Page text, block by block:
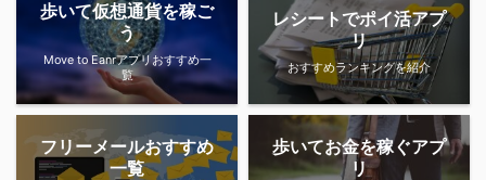
歩いて仮想通貨を稼ご
う
Move to Eanrアプリおすすめ一
覧
レシートでポイ活アプ
リ
おすすめランキングを紹介
フリーメールおすすめ
一覧
歩いてお金を稼ぐアプ
リ